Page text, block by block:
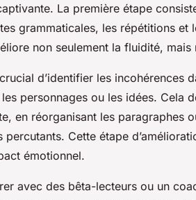
La première étape
grammaticales, les répétitions et
non seulement la fluidité,
d’identifier les incohérences
personnages ou les idées. Cela
en réorganisant les paragraphes
percutants. Cette étape
émotionnel.
avec des bêta-lecteurs ou un